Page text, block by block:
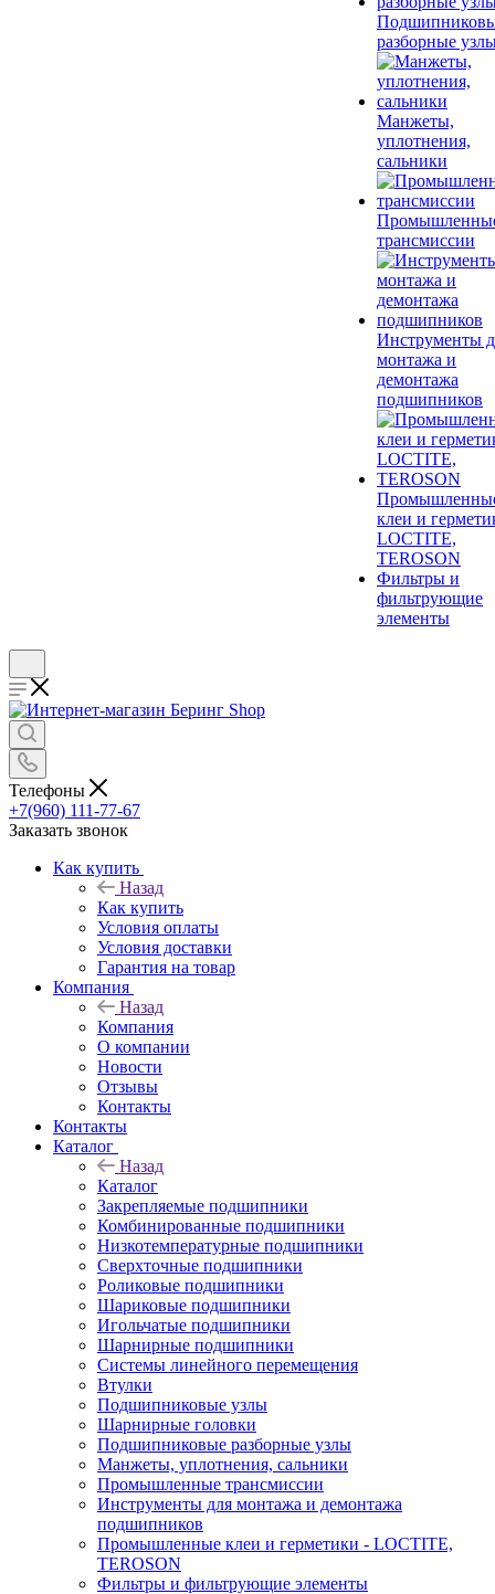
разборные
Манжеты,
уплотнения,
сальники
трансмиссии
Инструменты
монтажа и
демонтажа
подшипников
клеи и
LOCTITE,
TEROSON
Фильтры и
фильтрующие
элементы
Телефоны
+7(960) 111-77-67
Заказать звонок
Как купить
Назад
Как купить
Условия оплаты
Условия доставки
Гарантия на товар
Компания
Назад
Компания
О компании
Новости
Отзывы
Контакты
Контакты
Каталог
Назад
Каталог
Закрепляемые подшипники
Комбинированные подшипники
Низкотемпературные подшипники
Сверхточные подшипники
Роликовые подшипники
Шариковые подшипники
Игольчатые подшипники
Шарнирные подшипники
Системы линейного перемещения
Втулки
Подшипниковые узлы
Шарнирные головки
Подшипниковые разборные узлы
Манжеты, уплотнения, сальники
Промышленные трансмиссии
Инструменты для монтажа и демонтажа
подшипников
Промышленные клеи и герметики - LOCTITE,
TEROSON
Фильтры и фильтрующие элементы